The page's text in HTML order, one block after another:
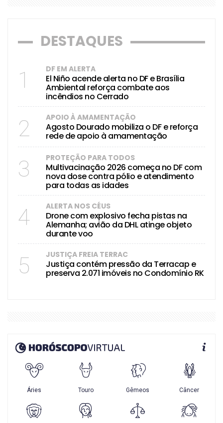
DESTAQUES
1 DF EM ALERTA
El Niño acende alerta no DF e Brasília
Ambiental reforça combate aos
incêndios no Cerrado
2 APOIO À AMAMENTAÇÃO
Agosto Dourado mobiliza o DF e reforça
rede de apoio à amamentação
3 PROTEÇÃO PARA TODOS
Multivacinação 2026 começa no DF com
nova dose contra pólio e atendimento
para todas as idades
4 ALERTA NOS CÉUS
Drone com explosivo fecha pistas na
Alemanha; avião da DHL atinge objeto
durante voo
5 JUSTIÇA FREIA TERRAC
Justiça contém pressão da Terracap e
preserva 2.071 imóveis no Condomínio RK